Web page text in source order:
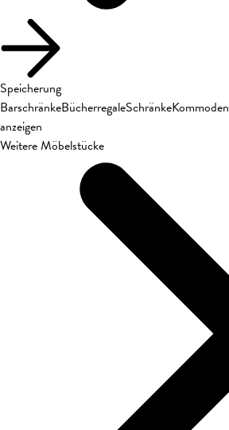
Speicherung
BarschränkeBücherregaleSchränkeKommoden
anzeigen
Weitere Möbelstücke